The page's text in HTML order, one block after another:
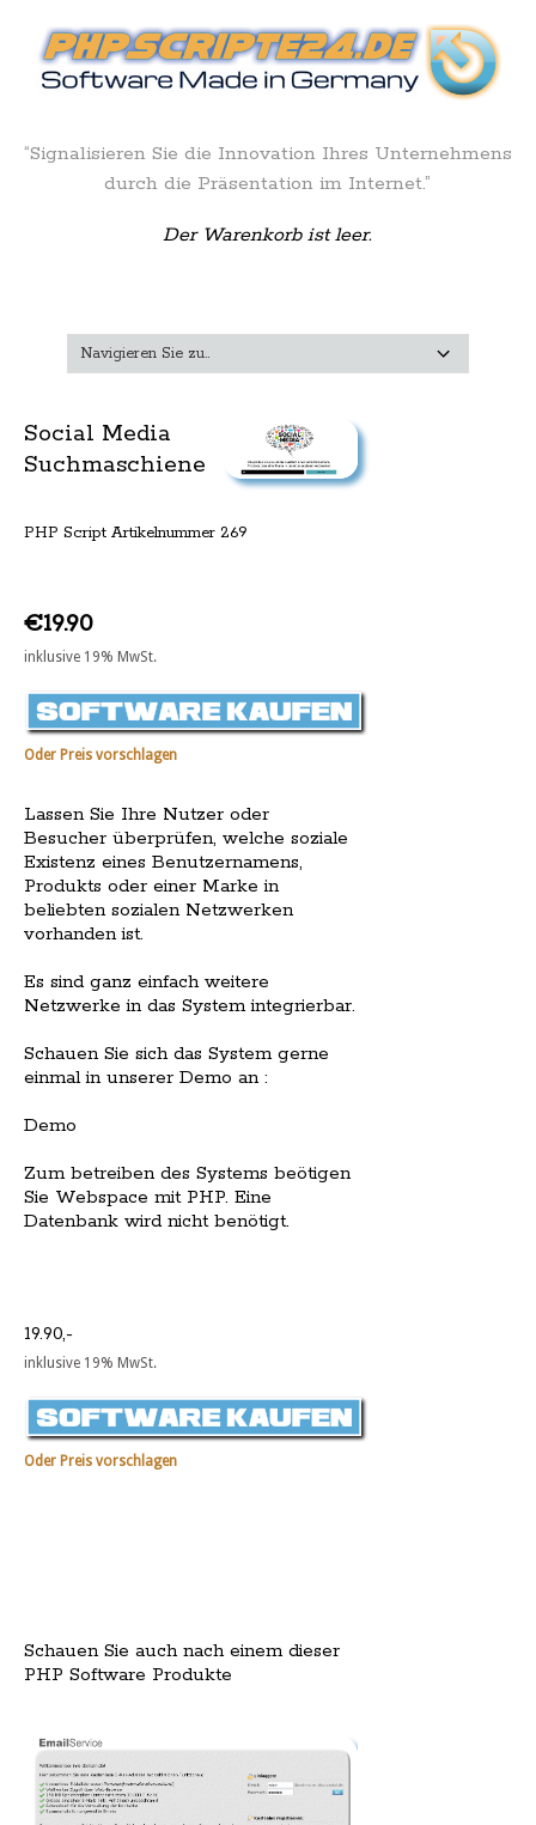
“Signalisieren Sie die Innovation Ihres Unternehmens
durch die Präsentation im Internet.”
Der Warenkorb ist leer.
Social Media
Suchmaschiene
PHP Script Artikelnummer 269
€19.90
inklusive 19% MwSt.
Oder Preis vorschlagen
Lassen Sie Ihre Nutzer oder
Besucher überprüfen, welche soziale
Existenz eines Benutzernamens,
Produkts oder einer Marke in
beliebten sozialen Netzwerken
vorhanden ist.
Es sind ganz einfach weitere
Netzwerke in das System integrierbar.
Schauen Sie sich das System gerne
einmal in unserer Demo an :
Demo
Zum betreiben des Systems beötigen
Sie Webspace mit PHP. Eine
Datenbank wird nicht benötigt.
19.90,-
inklusive 19% MwSt.
Oder Preis vorschlagen
Schauen Sie auch nach einem dieser
PHP Software Produkte